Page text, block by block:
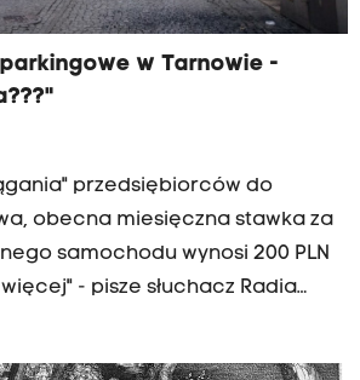
w Tarnowie -
przedsiębiorców do
obecna miesięczna stawka za
samochodu wynosi 200 PLN
- pisze słuchacz Radia